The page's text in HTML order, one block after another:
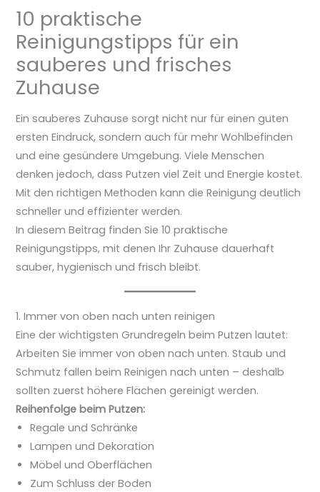
10 praktische
Reinigungstipps für ein
sauberes und frisches
Zuhause
Ein sauberes Zuhause sorgt nicht nur für einen guten
ersten Eindruck, sondern auch für mehr Wohlbefinden
und eine gesündere Umgebung. Viele Menschen
denken jedoch, dass Putzen viel Zeit und Energie kostet.
Mit den richtigen Methoden kann die Reinigung deutlich
schneller und effizienter werden.
In diesem Beitrag finden Sie 10 praktische
Reinigungstipps, mit denen Ihr Zuhause dauerhaft
sauber, hygienisch und frisch bleibt.
1. Immer von oben nach unten reinigen
Eine der wichtigsten Grundregeln beim Putzen lautet:
Arbeiten Sie immer von oben nach unten. Staub und
Schmutz fallen beim Reinigen nach unten – deshalb
sollten zuerst höhere Flächen gereinigt werden.
Reihenfolge beim Putzen:
Regale und Schränke
Lampen und Dekoration
Möbel und Oberflächen
Zum Schluss der Boden